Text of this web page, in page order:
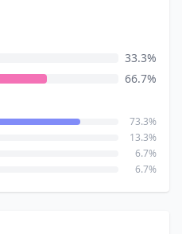
33.3%
66.7%
73.3%
13.3%
6.7%
6.7%